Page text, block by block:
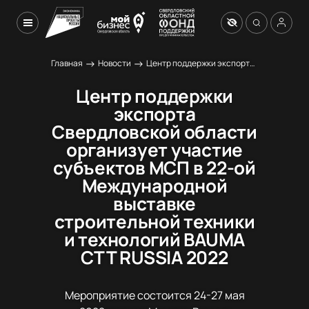
Главная → Новости → Центр поддержки экспорта Свердловской области организует участие субъектов МСП в 22-ой Международной выставке строительной техники и технологий BAUMA CTT RUSSIA 2022
Центр поддержки
экспорта
Свердловской области
организует участие
субъектов МСП в 22-ой
Международной
выставке
строительной техники
и технологий BAUMA
CTT RUSSIA 2022
Мероприятие состоится 24-27 мая